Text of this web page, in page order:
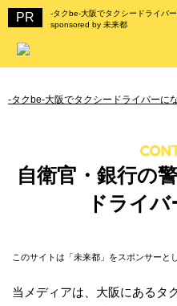
-タクbe-大阪でタクシードライバ
sponsored by 未来都
-タクbe-大阪でタクシードライバーに
自衛官・銀行の
ドライバ
このサイトは「未来都」をスポンサーと
当メディアは、大阪にあるタ